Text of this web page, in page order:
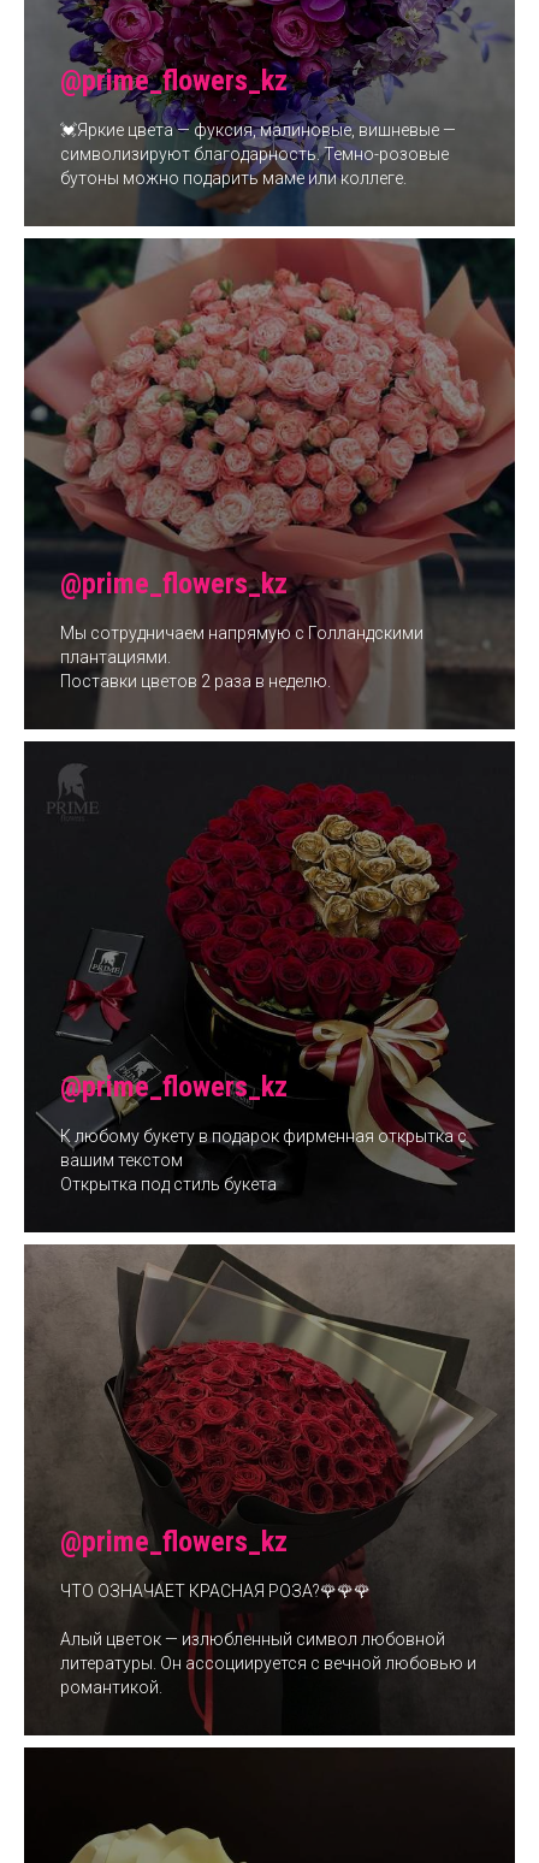
@prime_flowers_kz
💓Яркие цвета — фуксия, малиновые, вишневые —
символизируют благодарность. Темно-розовые
бутоны можно подарить маме или коллеге.
@prime_flowers_kz
Мы сотрудничаем напрямую с Голландскими
плантациями.
Поставки цветов 2 раза в неделю.
@prime_flowers_kz
К любому букету в подарок фирменная открытка с
вашим текстом
Открытка под стиль букета
@prime_flowers_kz
ЧТО ОЗНАЧАЕТ КРАСНАЯ РОЗА?🌹🌹🌹
Алый цветок — излюбленный символ любовной
литературы. Он ассоциируется с вечной любовью и
романтикой.